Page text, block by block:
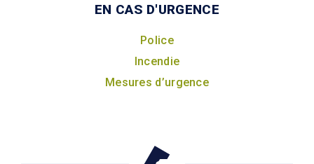
EN CAS D'URGENCE
Police
Incendie
Mesures d’urgence